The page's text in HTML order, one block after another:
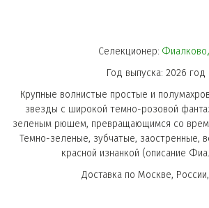
СЕРЬГИ ИЗ
Селекционер:
Год выпуска: 2026 год
Крупные волнистые простые и
звезды с широкой темно-розовой
зеленым рюшем, превращающимся со
Темно-зеленые, зубчатые, заостренные,
красной изнанкой (описание
Доставка по Москве,